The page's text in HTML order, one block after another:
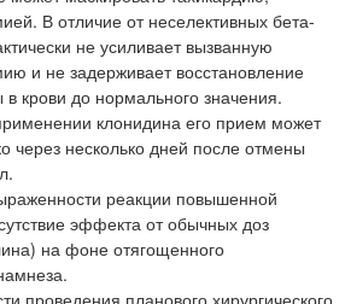
В отличие от неселективных бета-
не усиливает вызванную
и не задерживает восстановление
в крови до нормального значения.
клонидина его прием может
через несколько дней после отмены
реакции повышенной
эффекта от обычных доз
на фоне отягощенного